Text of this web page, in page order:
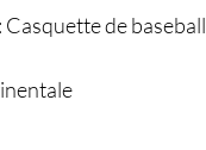
de baseball